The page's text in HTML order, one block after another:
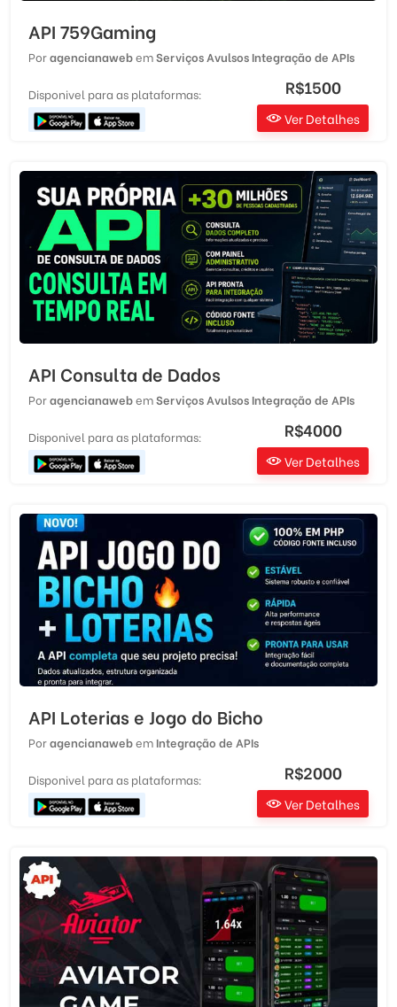
API 759Gaming
PoragencianawebemServiços Avulsos Integração de APIs
Disponivel para as plataformas: R$1500
Ver Detalhes
API Consulta de Dados
PoragencianawebemServiços Avulsos Integração de APIs
Disponivel para as plataformas: R$4000
Ver Detalhes
API Loterias e Jogo do Bicho
Poragencianawebem Integração de APIs
Disponivel para as plataformas: R$2000
Ver Detalhes